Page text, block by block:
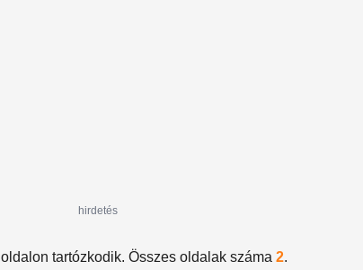
hirdetés
oldalon tartózkodik. Összes oldalak száma 2.